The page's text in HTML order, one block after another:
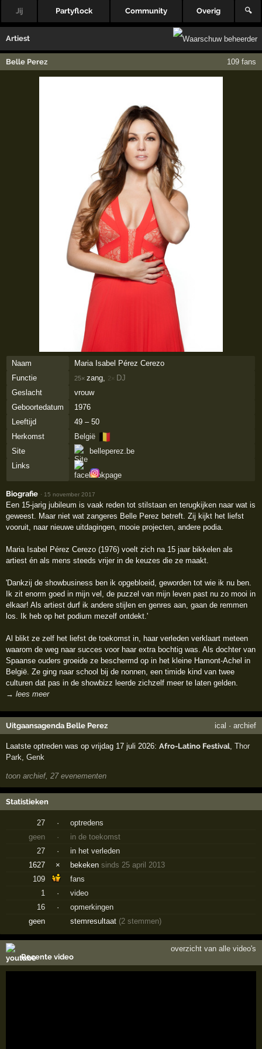
Jij Partyflock Community Overig 🔍
Artiest
Belle Perez 109 fans
Naam
Maria Isabel Pérez Cerezo
Functie
25× zang, 2× DJ
Geslacht
vrouw
Geboortedatum
1976
Leeftijd
49 – 50
Herkomst
België 🇧🇪
Site
belleperez.be
Links
Biografie · 15 november 2017
Een 15-jarig jubileum is vaak reden tot stilstaan en terugkijken naar wat is
geweest. Maar niet wat zangeres Belle Perez betreft. Zij kijkt het liefst
vooruit, naar nieuwe uitdagingen, mooie projecten, andere podia.
Maria Isabel Pérez Cerezo (1976) voelt zich na 15 jaar bikkelen als
artiest én als mens steeds vrijer in de keuzes die ze maakt.
'Dankzij de showbusiness ben ik opgebloeid, geworden tot wie ik nu ben.
Ik zit enorm goed in mijn vel, de puzzel van mijn leven past nu zo mooi in
elkaar! Als artiest durf ik andere stijlen en genres aan, gaan de remmen
los. Ik heb op het podium mezelf ontdekt.'
Al blikt ze zelf het liefst de toekomst in, haar verleden verklaart meteen
waarom de weg naar succes voor haar extra bochtig was. Als dochter van
Spaanse ouders groeide ze beschermd op in het kleine Hamont-Achel in
België. Ze ging naar school bij de nonnen, een timide kind van twee
culturen dat pas in de showbizz leerde zichzelf meer te laten gelden.
→ lees meer
Uitgaansagenda Belle Perez ical · archief
Laatste optreden was op vrijdag 17 juli 2026:Afro-Latino Festival ,Thor
Park ,Genk
toon archief, 27 evenementen
Statistieken
27 ·
optredens
geen
·
in de toekomst
27
·
in het verleden
1627
× bekekensinds 25 april 2013
109
fans
1
·
video
16
·
opmerkingen
geen
stemresultaat (2 stemmen)
Recente video
overzicht van alle video's